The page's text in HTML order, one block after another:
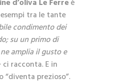
d’oliva Le Ferreè
tra le tante
condimento dei
su un primo di
amplia il gusto e
ci racconta. E in
prezioso”.